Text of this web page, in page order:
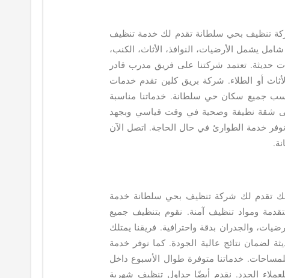
تنظيف بحي سلطانة تقدم لك خدمة تنظيف
يشمل الأرضيات، النوافذ، الأثاث، الكنب،
حديثة. تعتمد شركتنا على فريق مدرب قادر
أو الطلاء. شركة بريق كلين تقدم خدمات
جميع سكان حي سلطانة. خدماتنا مناسبة
شقة نظيفة وصحية في وقت قياسي وبجهد
خدمة الطوارئ في حال الحاجة. اتصل الآن
تقدم لك شركة تنظيف بحي سلطانة خدمة
ومواد تنظيف آمنة. نقوم بتنظيف جميع
والجدران بدقة واحترافية. فريقنا يمتلك
لضمان نتائج عالية الجودة. كما نوفر خدمة
خدماتنا متوفرة طوال الأسبوع داخل
الجدد. نقدم أيضًا جداول تنظيف شهرية